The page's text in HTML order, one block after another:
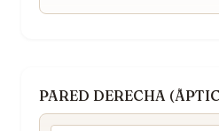
PARED DERECHA